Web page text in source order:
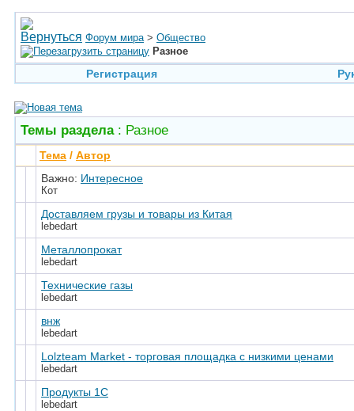
Форум мира > Общество
Разное
Регистрация
Темы раздела: Разное
Тема / Автор
Важно: Интересное
Кот
Доставляем грузы и товары из Китая
lebedart
Металлопрокат
lebedart
Технические газы
lebedart
внж
lebedart
Lolzteam Market - торговая площадка с низкими ценами
lebedart
Продукты 1C
lebedart